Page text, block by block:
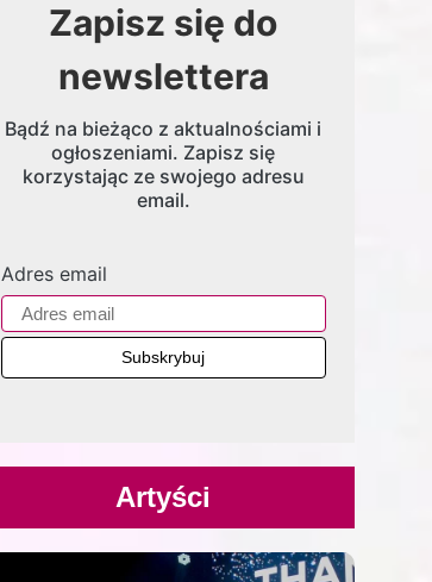
Zapisz się do
newslettera
Bądź na bieżąco z aktualnościami i
ogłoszeniami. Zapisz się
korzystając ze swojego adresu
email.
Adres email
Artyści